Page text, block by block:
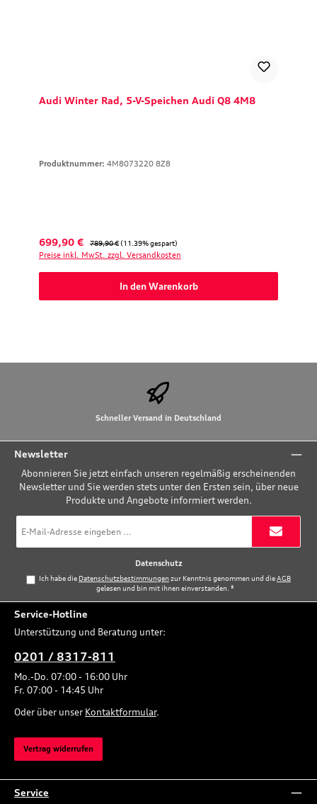
Audi Winter Rad, 5-V-Speichen Audi Q8 4M8
Produktnummer: 4M8073220 8Z8
Verkaufspreis:
699,90 € Regulärer Preis:
789,90 € (11.39% gespart)
Preise inkl. MwSt. zzgl. Versandkosten
In den Warenkorb
Schneller Versand in Deutschland
Newsletter
Abonnieren Sie jetzt einfach unseren regelmäßig erscheinenden
Newsletter und Sie werden stets unter den Ersten sein, über neue
Produkte und Angebote informiert werden.
Mail-
Adresse
Datenschutz
Ich habe die Datenschutzbestimmungenzur Kenntnis genommen und dieAGB
gelesen und bin mit ihnen einverstanden.*
Service-Hotline
Unterstützung und Beratung unter:
0201 / 8317-811
Mo.-Do. 07:00 - 16:00 Uhr
Fr. 07:00 - 14:45 Uhr
Oder über unser Kontaktformular.
Vertrag widerrufen
Service